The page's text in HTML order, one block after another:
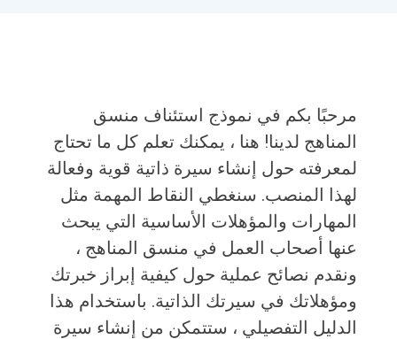
مرحبًا بكم في نموذج استئناف منسق
المناهج لدينا! هنا ، يمكنك تعلم كل ما تحتاج
لمعرفته حول إنشاء سيرة ذاتية قوية وفعالة
لهذا المنصب. سنغطي النقاط المهمة مثل
المهارات والمؤهلات الأساسية التي يبحث
عنها أصحاب العمل في منسق المناهج ،
ونقدم نصائح عملية حول كيفية إبراز خبرتك
ومؤهلاتك في سيرتك الذاتية. باستخدام هذا
الدليل التفصيلي ، ستتمكن من إنشاء سيرة